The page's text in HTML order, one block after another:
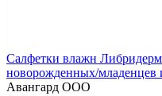
Салфетки влажн
новорожденных/младенцев
Авангард ООО